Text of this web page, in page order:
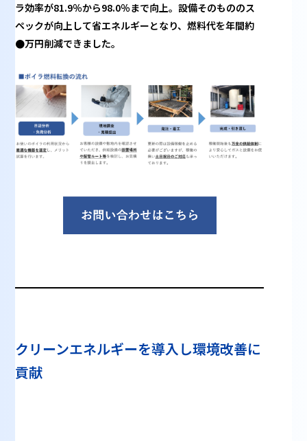
ラ効率が81.9％から98.0％まで向上。設備そのもののス
ペックが向上して省エネルギーとなり、燃料代を年間約
●万円削減できました。
クリーンエネルギーを導入し環境改善に
貢献